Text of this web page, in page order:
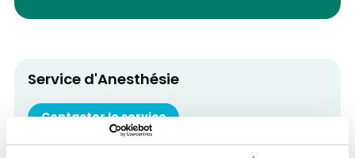
Service d'Anesthésie
Contacter le service